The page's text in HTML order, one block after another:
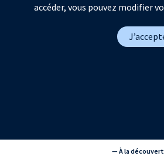
accéder, vous pouvez modifier
— À la